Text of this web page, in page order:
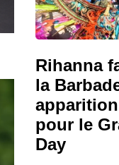
Rihanna
la
pour le
Day